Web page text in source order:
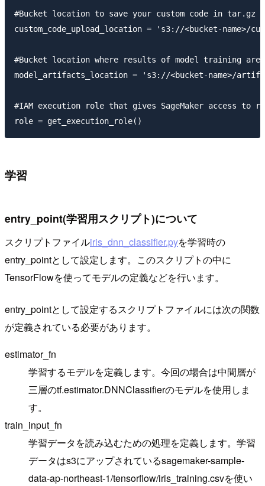
#Bucket location to save your custom code in tar.gz
custom_code_upload_location = 's3://<bucket-name>/
#Bucket location where results of model training are
model_artifacts_location = 's3://<bucket-name>/
#IAM execution role that gives SageMaker access to
学習
entry_point(学習用スクリプト)について
スクリプトファイルiris_dnn_classifier.pyを学習時の
entry_pointとして設定します。このスクリプトの中に
TensorFlowを使ってモデルの定義などを行います。
entry_pointとして設定するスクリプトファイルには次の関数
が定義されている必要があります。
estimator_fn
学習するモデルを定義します。今回の場合は中間層が
三層のtf.estimator.DNNClassifierのモデルを使用しま
す。
train_input_fn
学習データを読み込むための処理を定義します。学習
データはs3にアップされているsagemaker-sample-
data-ap-northeast-1/tensorflow/iris_training.csvを使い